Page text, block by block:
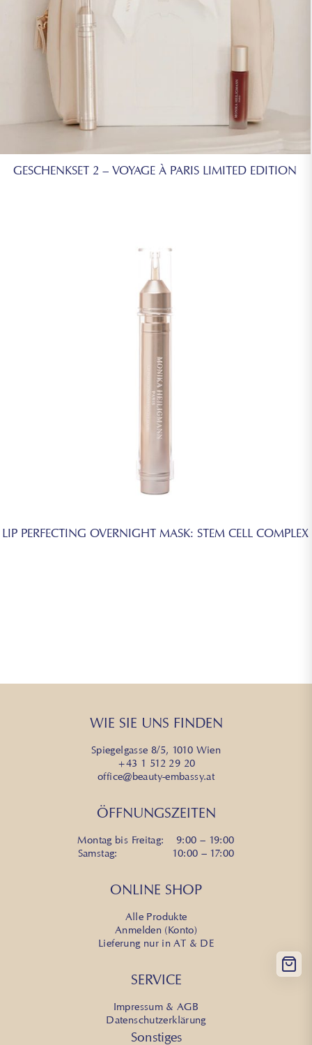
GESCHENKSET 2 – VOYAGE À PARIS LIMITED EDITION
LIP PERFECTING OVERNIGHT MASK: STEM CELL COMPLEX
WIE SIE UNS FINDEN
Spiegelgasse 8/5, 1010 Wien
+43 1 512 29 20
office@beauty-embassy.at
ÖFFNUNGSZEITEN
Montag bis Freitag: 9:00 – 19:00
Samstag: 10:00 – 17:00
ONLINE SHOP
Alle Produkte
Anmelden (Konto)
Lieferung nur in AT & DE
SERVICE
Impressum & AGB
Datenschutzerklärung
Sonstiges